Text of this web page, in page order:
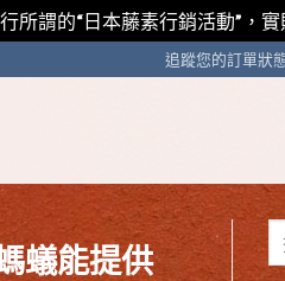
謂的“日本藤素行銷活動”，實
追蹤您的訂單狀
蟻能提供